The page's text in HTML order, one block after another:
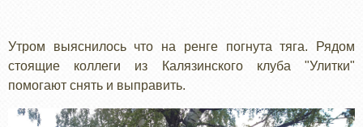
Утром выяснилось что на ренге погнута тяга. Рядом
стоящие коллеги из Калязинского клуба "Улитки"
помогают снять и выправить.